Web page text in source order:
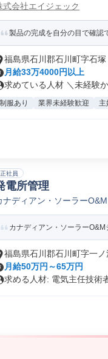
式会社エイジェック
製品の完成を自分の目で確認
福島県石川郡石川町字石塚
月給33万4000円以上
求めている人材 ＼未経験
制服あり 業界未経験歓迎 主
正社員
電所管理
ナディアン・ソーラー
カナディアン・ソーラー
福島県石川郡石川町字一ノ
月給50万円～65万円
求める人材: 電気主任技術